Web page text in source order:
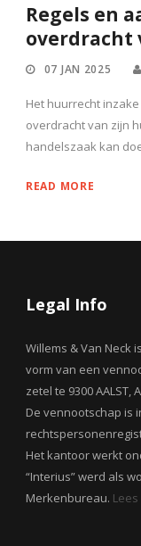
Regels en
overdracht
07 JAN 2025
Het huurrecht
overdracht van zijn
handelszaak kan
READ MORE
Legal Info
Willems & Van Neck
vorm van een
zetel te 9300 AALST,
De vennootschap is
Het kantoor werkt
“Interius” werd als
Merkenbureau.